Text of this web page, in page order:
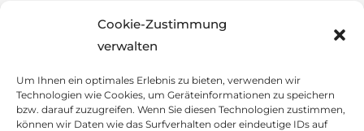
Cookie-Zustimmung
verwalten
Um Ihnen ein optimales Erlebnis zu bieten, verwenden wir
Technologien wie Cookies, um Geräteinformationen zu speichern
bzw. darauf zuzugreifen. Wenn Sie diesen Technologien zustimmen,
können wir Daten wie das Surfverhalten oder eindeutige IDs auf